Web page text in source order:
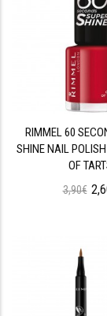
RIMMEL 60
SHINE NAIL
OF
3,90€